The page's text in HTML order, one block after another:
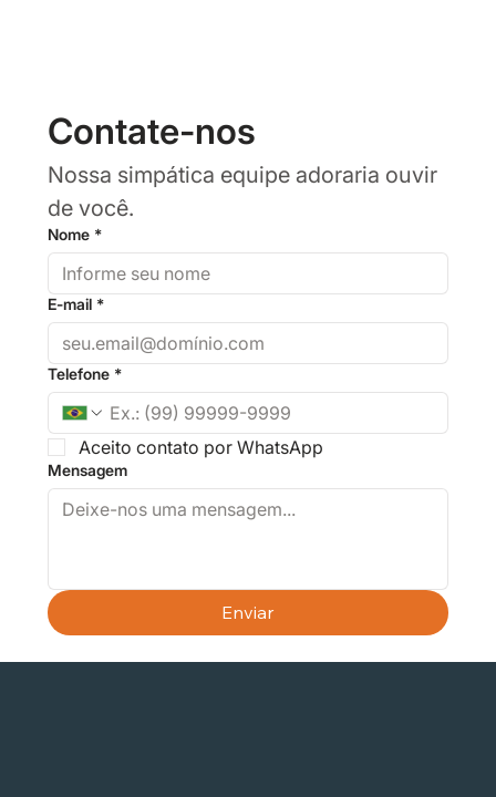
Contate-nos
Nossa simpática equipe adoraria ouvir
de você.
Nome *
E-mail *
Telefone *
Aceito contato por WhatsApp
Mensagem
Enviar